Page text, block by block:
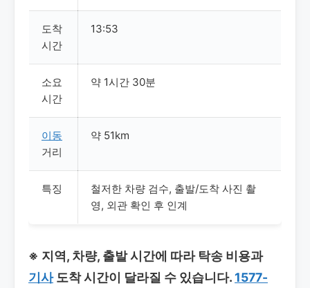
도착
시간
13:53
소요
시간
약 1시간 30분
이동
거리
약 51km
특징
철저한 차량 검수, 출발/도착 사진 촬
영, 외관 확인 후 인계
※ 지역, 차량, 출발 시간에 따라 탁송 비용과
기사도착 시간이 달라질 수 있습니다.1577-